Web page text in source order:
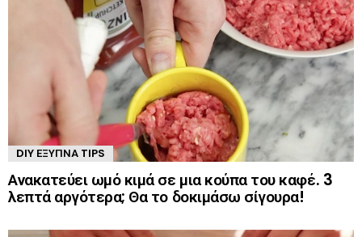
DIY ΈΞΥΠΝΑ TIPS
Ανακατεύει ωμό κιμά σε μια κούπα του καφέ. 3
λεπτά αργότερα; Θα το δοκιμάσω σίγουρα!